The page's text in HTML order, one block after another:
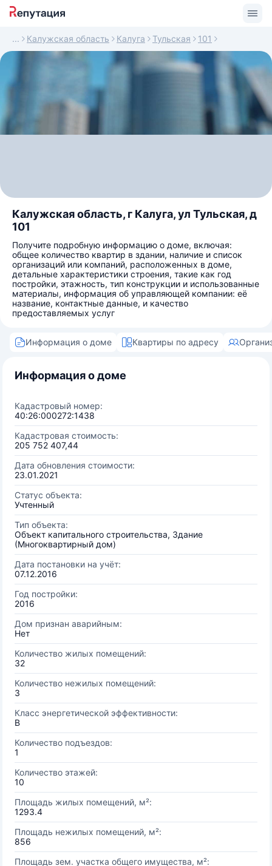
Калужская область Калуга Тульская 101
Калужская область, г Калуга, ул Тульская, д
101
Получите подробную информацию о доме, включая:
общее количество квартир в здании, наличие и список
организаций или компаний, расположенных в доме,
детальные характеристики строения, такие как год
постройки, этажность, тип конструкции и использованные
материалы, информация об управляющей компании: её
название, контактные данные, и качество
предоставляемых услуг
Информация о доме Квартиры по адресу
Информация о доме
Кадастровый номер:
40:26:000272:1438
Кадастровая стоимость:
205 752 407,44
Дата обновления стоимости:
23.01.2021
Статус объекта:
Учтенный
Тип объекта:
Объект капитального строительства, Здание
(Многоквартирный дом)
Дата постановки на учёт:
07.12.2016
Год постройки:
2016
Дом признан аварийным:
Нет
Количество жилых помещений:
32
Количество нежилых помещений:
3
Класс энергетической эффективности:
B
Количество подъездов:
1
Количество этажей:
10
Площадь жилых помещений, м²:
1293.4
Площадь нежилых помещений, м²:
856
Площадь зем. участка общего имущества, м²: